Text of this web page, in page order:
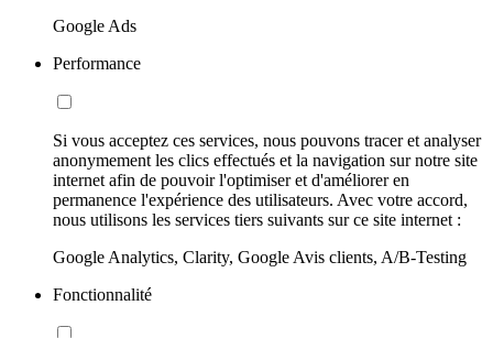
Google Ads
Performance
Si vous acceptez ces services, nous pouvons tracer et analyser
anonymement les clics effectués et la navigation sur notre site
internet afin de pouvoir l'optimiser et d'améliorer en
permanence l'expérience des utilisateurs. Avec votre accord,
nous utilisons les services tiers suivants sur ce site internet :
Google Analytics, Clarity, Google Avis clients, A/B-Testing
Fonctionnalité